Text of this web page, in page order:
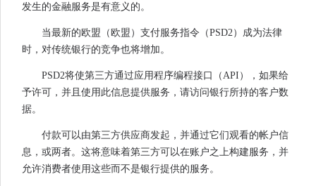
发生的金融服务是有意义的。
当最新的欧盟（欧盟）支付服务指令（PSD2）成为法律
时，对传统银行的竞争也将增加。
PSD2将使第三方通过应用程序编程接口（API），如果给
予许可，并且使用此信息提供服务，请访问银行所持的客户数
据。
付款可以由第三方供应商发起，并通过它们观看的帐户信
息，或两者。这将意味着第三方可以在账户之上构建服务，并
允许消费者使用这些而不是银行提供的服务。